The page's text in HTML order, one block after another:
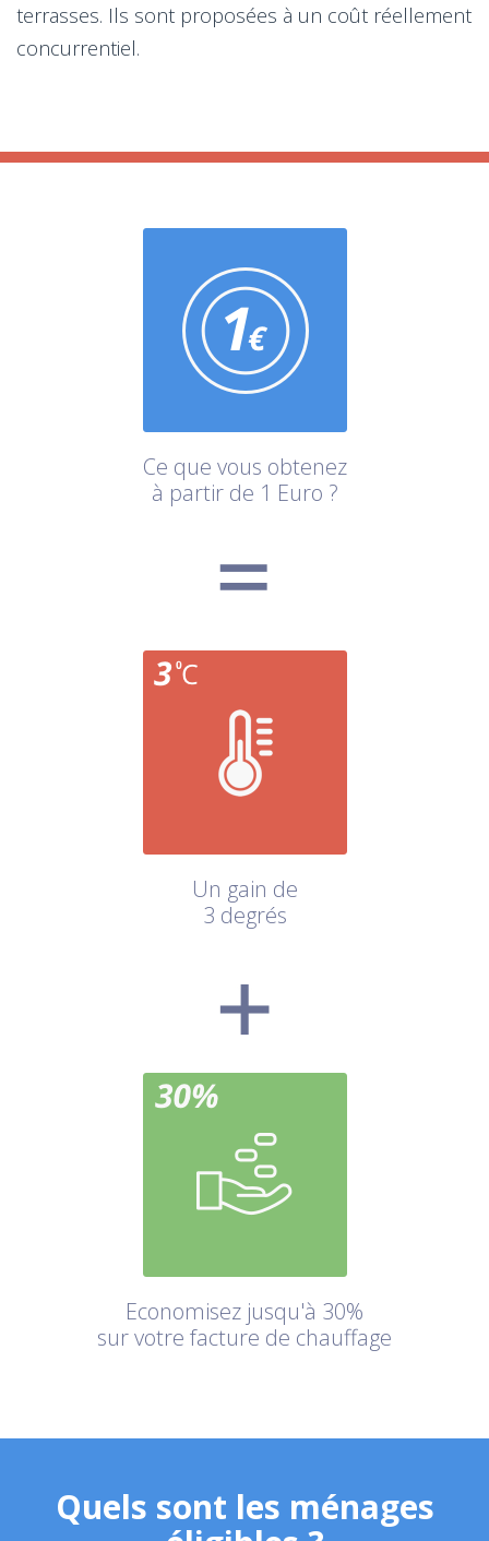
terrasses. Ils sont proposées à un coût réellement
concurrentiel.
Ce que vous obtenez
à partir de 1 Euro ?
Un gain de
3 degrés
Economisez jusqu'à 30%
sur votre facture de chauffage
Quels sont les ménages